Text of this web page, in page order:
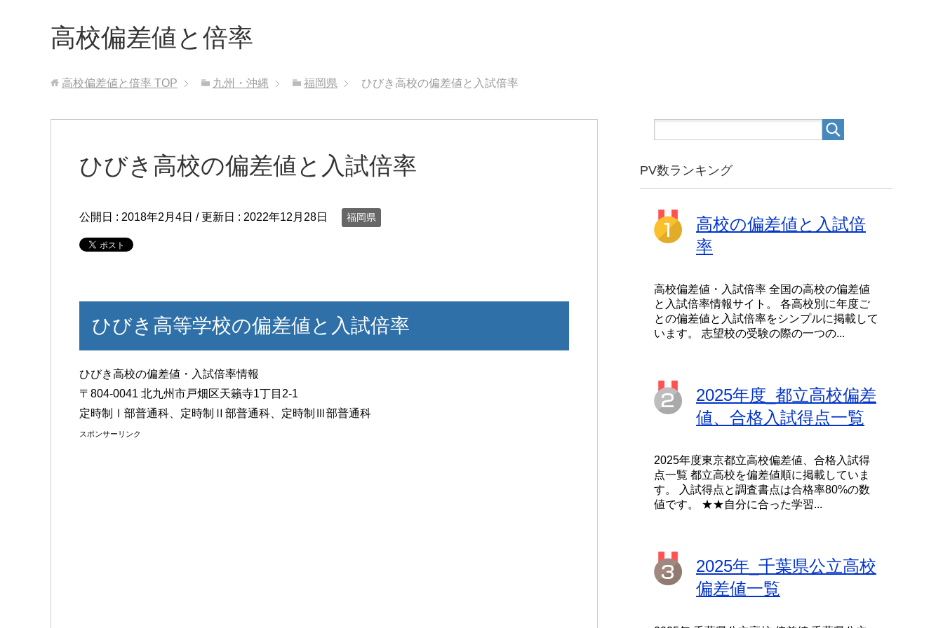
高校偏差値と倍率
高校偏差値と倍率 TOP 九州・沖縄 福岡県 ひびき高校の偏差値と入試倍率
ひびき高校の偏差値と入試倍率
公開日 : 2018年2月4日 / 更新日 : 2022年12月28日 福岡県
ひびき高等学校の偏差値と入試倍率
ひびき高校の偏差値・入試倍率情報
〒804-0041 北九州市戸畑区天籟寺1丁目2-1
定時制Ⅰ部普通科、定時制Ⅱ部普通科、定時制Ⅲ部普通科
スポンサーリンク
PV数ランキング
高校の偏差値と入試倍
率
高校偏差値・入試倍率 全国の高校の偏差値
と入試倍率情報サイト。 各高校別に年度ご
との偏差値と入試倍率をシンプルに掲載して
います。 志望校の受験の際の一つの...
2025年度_都立高校偏差
値、合格入試得点一覧
2025年度東京都立高校偏差値、合格入試得
点一覧 都立高校を偏差値順に掲載していま
す。 入試得点と調査書点は合格率80%の数
値です。 ★★自分に合った学習...
2025年_千葉県公立高校
偏差値一覧